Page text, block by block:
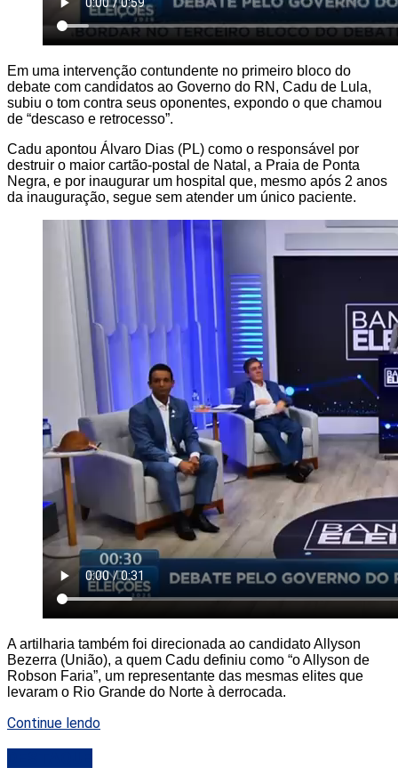
Em uma intervenção contundente no primeiro bloco do
debate com candidatos ao Governo do RN, Cadu de Lula,
subiu o tom contra seus oponentes, expondo o que chamou
de “descaso e retrocesso”.
Cadu apontou Álvaro Dias (PL) como o responsável por
destruir o maior cartão-postal de Natal, a Praia de Ponta
Negra, e por inaugurar um hospital que, mesmo após 2 anos
da inauguração, segue sem atender um único paciente.
A artilharia também foi direcionada ao candidato Allyson
Bezerra (União), a quem Cadu definiu como “o Allyson de
Robson Faria”, um representante das mesmas elites que
levaram o Rio Grande do Norte à derrocada.
Continue lendo